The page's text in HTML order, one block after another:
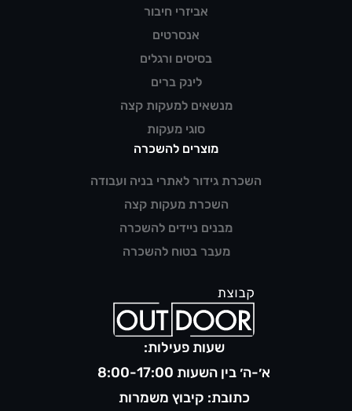
שעות פעילות:
א׳-ה׳ בין השעות 8:00-17:00
כתובת: קיבוץ משמרות
אביזרי חיבור
אנסרטים
בסיסים ורגלים
לינק ברים
מנשאים למעקות קצה
סוגי מעקות
מוצרים להשכרה
השכרת גידור לאתרי בניה ועבודה
השכרת מעקות קצה
מבנים ניידים להשכרה
מעבר בטוח להשכרה